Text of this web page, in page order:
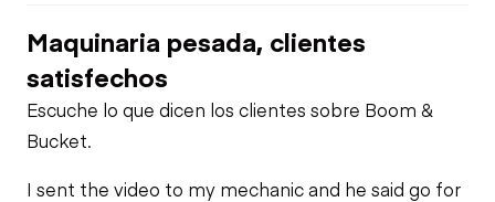
Heater
Limited Function
Check
Fuel System
Oil Leaks
PTO Pump
Limited Function
Maquinaria pesada, clientes
satisfechos
Escuche lo que dicen los clientes sobre Boom &
Bucket.
I sent the video to my mechanic and he said go for